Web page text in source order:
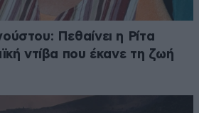
Πεθαίνει η Ρίτα
ντίβα που έκανε τη ζωή